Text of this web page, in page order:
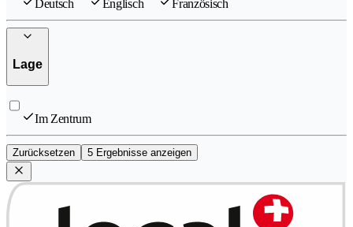
Deutsch Englisch Französisch
Lage
Im Zentrum
Zurücksetzen 5 Ergebnisse anzeigen